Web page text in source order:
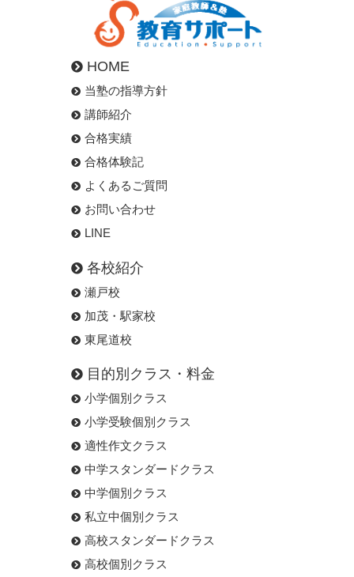
HOME
当塾の指導方針
講師紹介
合格実績
合格体験記
よくあるご質問
お問い合わせ
LINE
各校紹介
瀬戸校
加茂・駅家校
東尾道校
目的別クラス・料金
小学個別クラス
小学受験個別クラス
適性作文クラス
中学スタンダードクラス
中学個別クラス
私立中個別クラス
高校スタンダードクラス
高校個別クラス